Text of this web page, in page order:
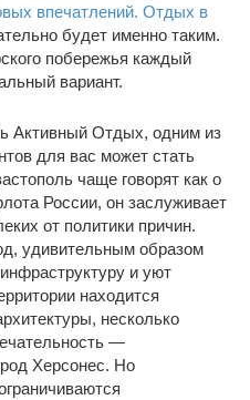
впечатлений. Отдых в
будет именно таким.
побережья каждый
вариант.
Активный Отдых, одним из
для вас может стать
чаще говорят как о
России, он заслуживает
от политики причин.
удивительным образом
и уют
находится
несколько
—
Херсонес. Но